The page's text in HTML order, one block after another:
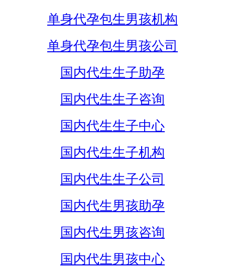
单身代孕包生男孩机构
单身代孕包生男孩公司
国内代生生子助孕
国内代生生子咨询
国内代生生子中心
国内代生生子机构
国内代生生子公司
国内代生男孩助孕
国内代生男孩咨询
国内代生男孩中心